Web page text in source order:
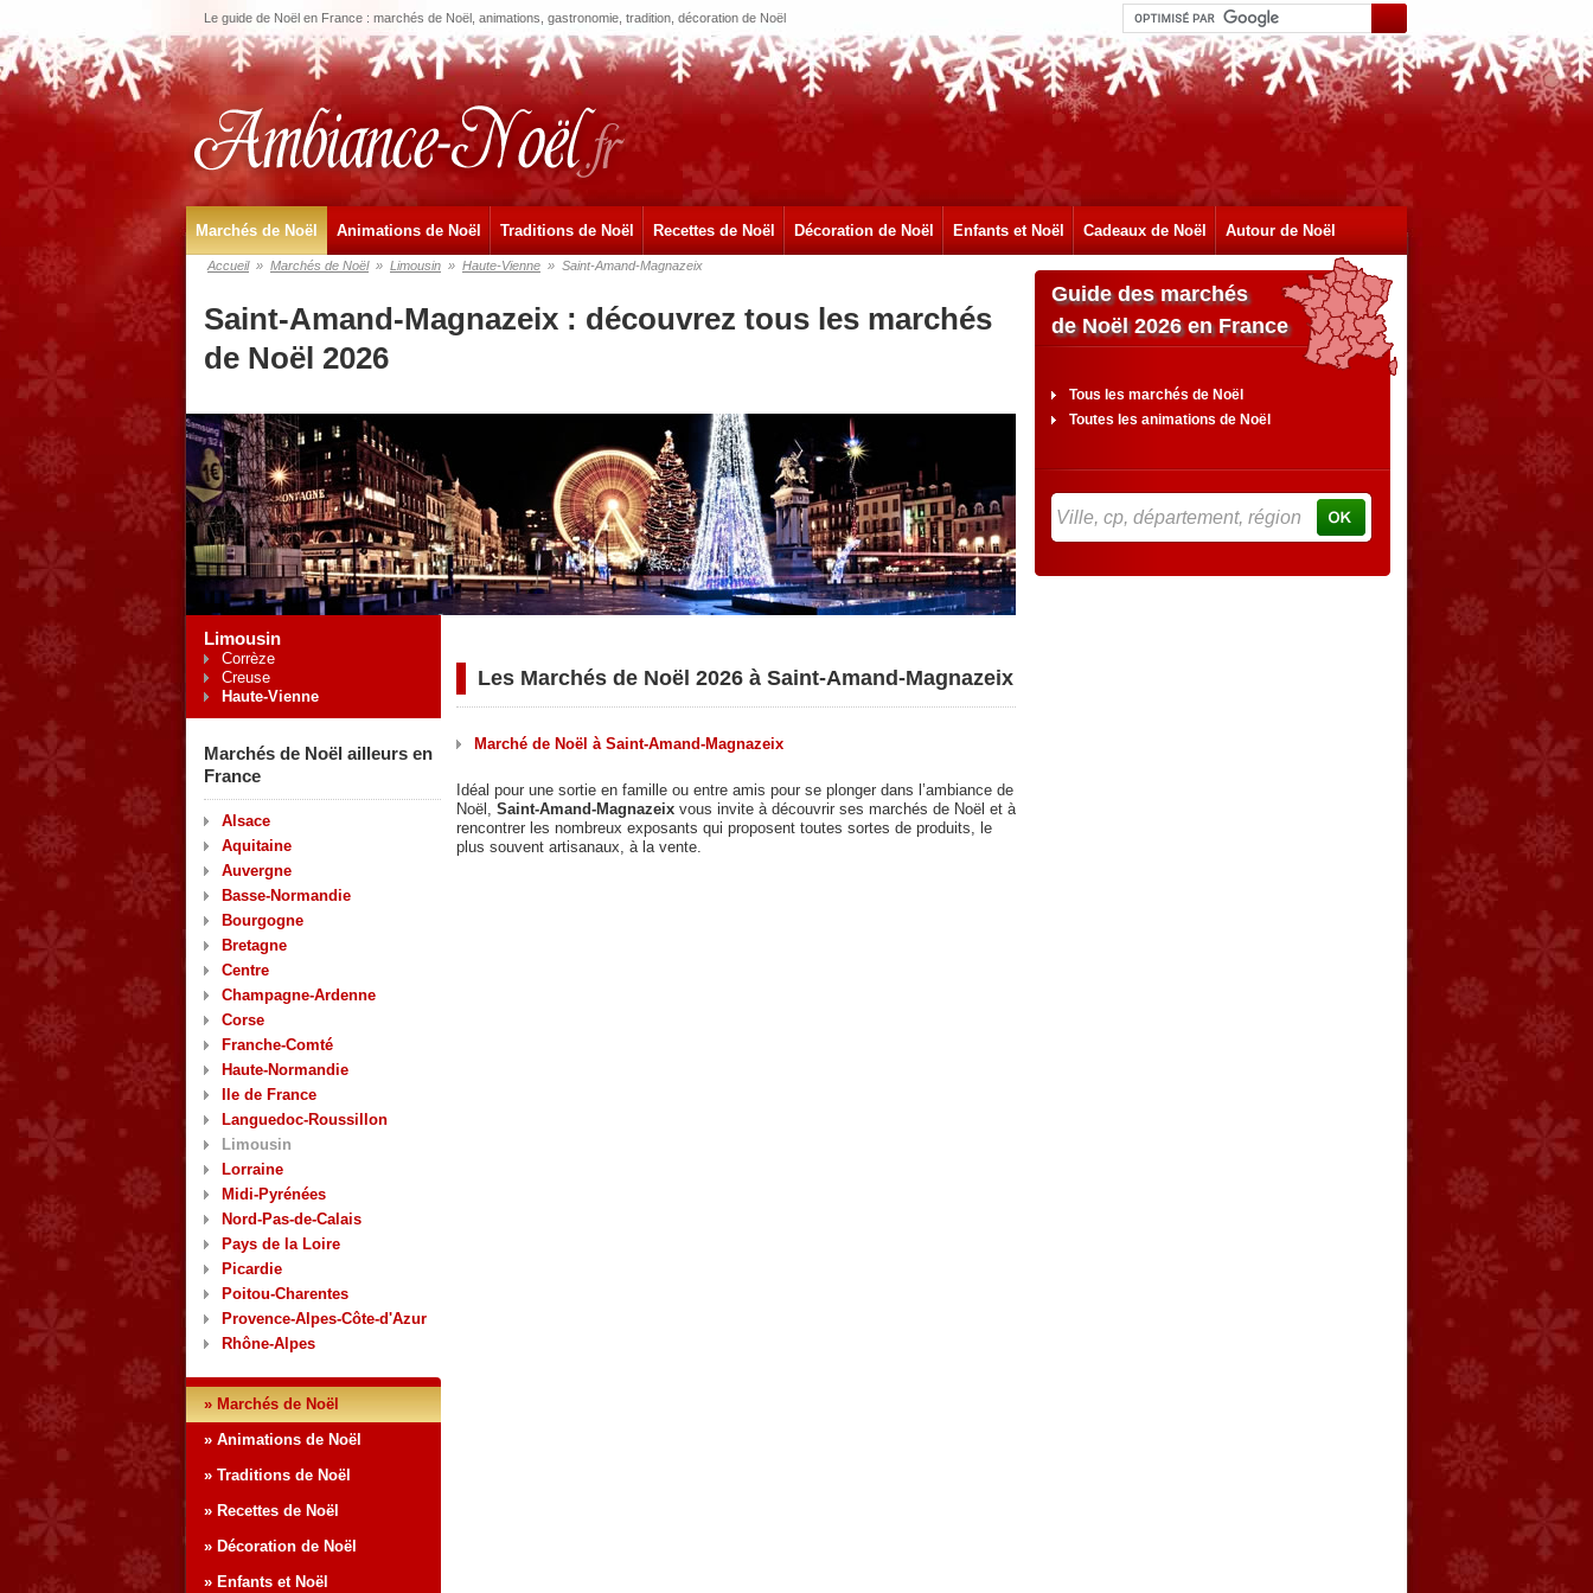
Le guide de Noël en France : marchés de Noël, animations, gastronomie, tradition, décoration de Noël
Marchés de Noël Animations de Noël Traditions de Noël Recettes de Noël Décoration de Noël Enfants et Noël Cadeaux de Noël Autour de Noël
Accueil » Marchés de Noël » Limousin » Haute-Vienne » Saint-Amand-Magnazeix
Saint-Amand-Magnazeix : découvrez tous les marchés
de Noël 2026
Limousin
Corrèze
Creuse
Haute-Vienne
Marchés de Noël ailleurs en
France
Alsace
Aquitaine
Auvergne
Basse-Normandie
Bourgogne
Bretagne
Centre
Champagne-Ardenne
Corse
Franche-Comté
Haute-Normandie
Ile de France
Languedoc-Roussillon
Limousin
Lorraine
Midi-Pyrénées
Nord-Pas-de-Calais
Pays de la Loire
Picardie
Poitou-Charentes
Provence-Alpes-Côte-d'Azur
Rhône-Alpes
» Marchés de Noël
» Animations de Noël
» Traditions de Noël
» Recettes de Noël
» Décoration de Noël
» Enfants et Noël
Les Marchés de Noël 2026 à Saint-Amand-Magnazeix
Marché de Noël à Saint-Amand-Magnazeix
Idéal pour une sortie en famille ou entre amis pour se plonger dans l’ambiance de
Noël, Saint-Amand-Magnazeix vous invite à découvrir ses marchés de Noël et à
rencontrer les nombreux exposants qui proposent toutes sortes de produits, le
plus souvent artisanaux, à la vente.
Guide des marchés
de Noël 2026 en France
Tous les marchés de Noël
Toutes les animations de Noël